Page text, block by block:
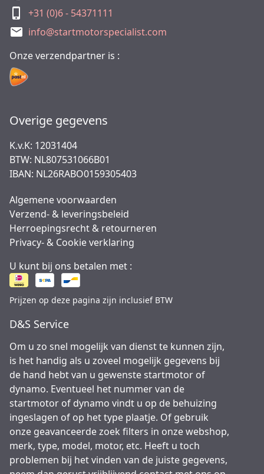
+31 (0)6 - 54371111
info@startmotorspecialist.com
Onze verzendpartner is :
Overige gegevens
K.v.K: 12031404
BTW: NL807531066B01
IBAN: NL26RABO0159305403
Algemene voorwaarden
Verzend- & leveringsbeleid
Herroepingsrecht & retourneren
Privacy- & Cookie verklaring
U kunt bij ons betalen met :
Prijzen op deze pagina zijn inclusief BTW
D&S Service
Om u zo snel mogelijk van dienst te kunnen zijn,
is het handig als u zoveel mogelijk gegevens bij
de hand hebt van u gewenste startmotor of
dynamo. Eventueel het nummer van de
startmotor of dynamo vindt u op de behuizing
ingeslagen of op het type plaatje. Of gebruik
onze geavanceerde zoek filters in onze webshop,
merk, type, model, motor, etc. Heeft u toch
problemen bij het vinden van de juiste gegevens,